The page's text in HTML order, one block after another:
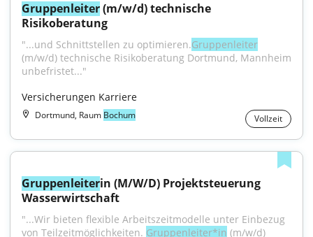
Gruppenleiter (m/w/d) technische
Risikoberatung
"...und Schnittstellen zu optimieren.Gruppenleiter
(m/w/d) technische Risikoberatung Dortmund, Mannheim
unbefristet..."
Versicherungen Karriere
Dortmund, Raum Bochum Vollzeit
Gruppenleiterin (M/W/D) Projektsteuerung
Wasserwirtschaft
"...Wir bieten flexible Arbeitszeitmodelle unter Einbezug
von Teilzeitmöglichkeiten. Gruppenleiter*in (m/w/d)